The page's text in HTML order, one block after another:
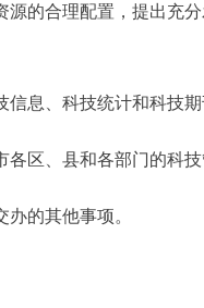
合理配置，提出充分
息、科技统计和科技期
区、县和各部门的
的其他事项。